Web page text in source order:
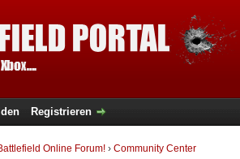
Registrieren
Online Forum! › Community Center